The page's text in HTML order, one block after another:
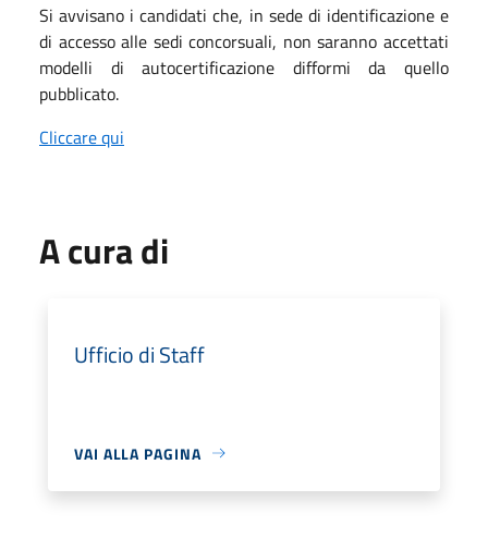
Si avvisano i candidati che, in sede di identificazione e
di accesso alle sedi concorsuali, non saranno accettati
modelli di autocertificazione difformi da quello
pubblicato.
Cliccare qui
A cura di
Ufficio di Staff
VAI ALLA PAGINA